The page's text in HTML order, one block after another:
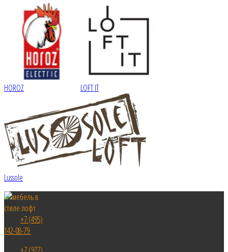
HOROZ LOFT IT
Lussole
+7 (495)
142-08-79